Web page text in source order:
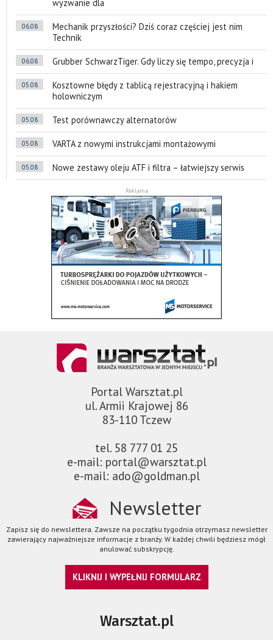
wyzwanie dla
06.08
Mechanik przyszłości? Dziś coraz częściej jest nim
Technik
06.08 Grubber SchwarzTiger. Gdy liczy się tempo, precyzja i
05.08
Kosztowne błędy z tablicą rejestracyjną i hakiem
holowniczym
05.08 Test porównawczy alternatorów
05.08 VARTA z nowymi instrukcjami montażowymi
05.08 Nowe zestawy oleju ATF i filtra – łatwiejszy serwis
Reklama
Portal Warsztat.pl
ul. Armii Krajowej 86
83-110 Tczew
tel. 58 777 01 25
e-mail: portal@warsztat.pl
e-mail: ado@goldman.pl
Newsletter
Zapisz się do newslettera. Zawsze na początku tygodnia otrzymasz newsletter
zawierający najważniejsze informacje z branży. W każdej chwili będziesz mógł
anulować subskrypcję.
KLIKNIJ I WYPEŁNIJ FORMULARZ
Warsztat.pl